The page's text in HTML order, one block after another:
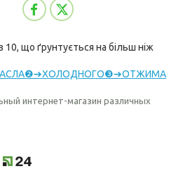
10, що ґрунтується на більш ніж
интернет-магазин различных